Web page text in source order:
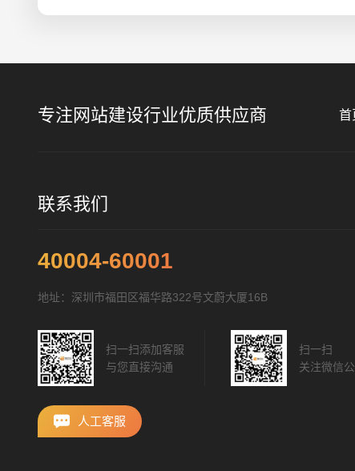
专注网站建设行业优质供应商 首
联系我们
40004-60001
地址：深圳市福田区福华路322号文蔚大厦16B
扫一扫添加客服
与您直接沟通
扫一扫
关注微信
人工客服